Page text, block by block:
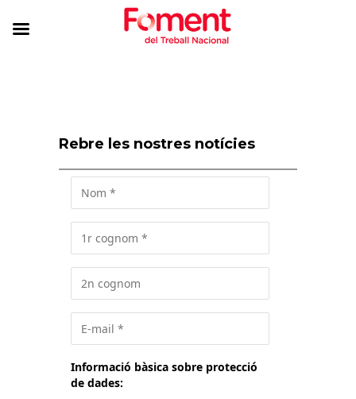
Rebre les nostres notícies
Informació bàsica sobre protecció
de dades: